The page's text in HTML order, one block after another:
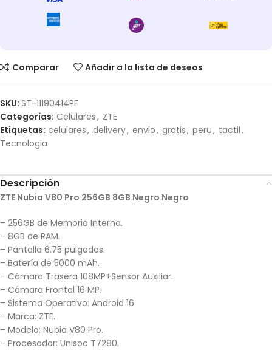
Comparar Añadir a la lista de deseos
SKU: ST-11190414PE
Categorías: Celulares, ZTE
Etiquetas: celulares, delivery, envio, gratis, peru, tactil,
Tecnologia
Descripción
ZTE Nubia V80 Pro 256GB 8GB Negro Negro
– 256GB de Memoria Interna.
– 8GB de RAM.
– Pantalla 6.75 pulgadas.
– Batería de 5000 mAh.
– Cámara Trasera 108MP+Sensor Auxiliar.
– Cámara Frontal 16 MP.
– Sistema Operativo: Android 16.
– Marca: ZTE.
– Modelo: Nubia V80 Pro.
– Procesador: Unisoc T7280.